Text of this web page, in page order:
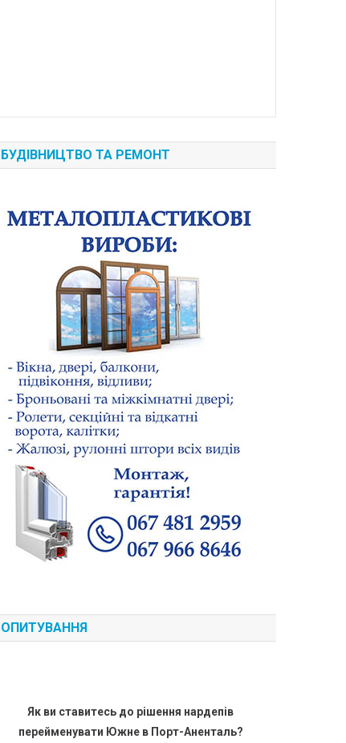
БУДІВНИЦТВО ТА РЕМОНТ
ОПИТУВАННЯ
Як ви ставитесь до рішення нардепів
перейменувати Южне в Порт-Аненталь?